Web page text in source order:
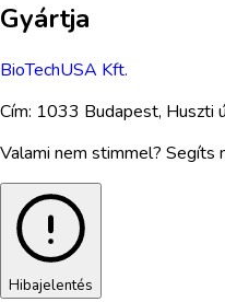
Gyártja
BioTechUSA Kft.
Cím: 1033 Budapest, Huszti
Valami nem stimmel? Segíts
Hibajelentés